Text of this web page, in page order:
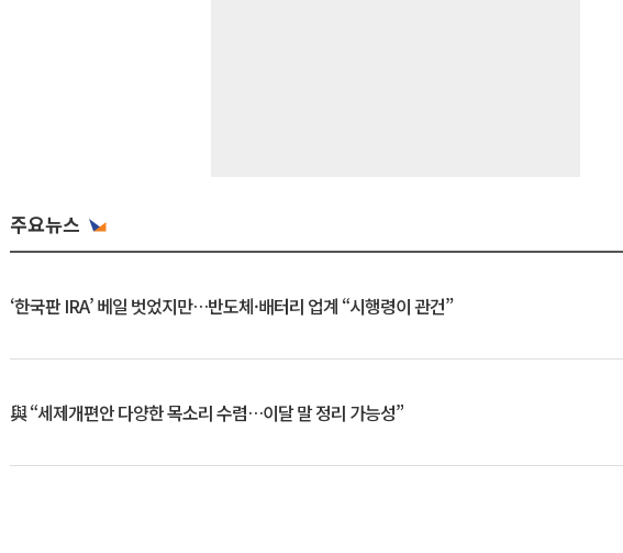
주요뉴스
‘한국판 IRA’ 베일 벗었지만…반도체·배터리 업계 “시행령이 관건”
與 “세제개편안 다양한 목소리 수렴…이달 말 정리 가능성”